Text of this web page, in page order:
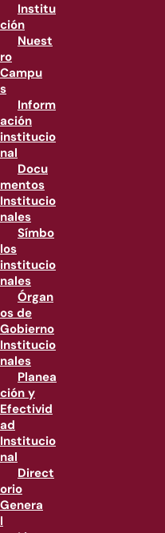
Institu
ción
Nuest
ro
Campu
s
Inform
ación
institucio
nal
Docu
mentos
Institucio
nales
Símbo
los
institucio
nales
Órgan
os de
Gobierno
Institucio
nales
Planea
ción y
Efectivid
ad
Institucio
nal
Direct
orio
Genera
l